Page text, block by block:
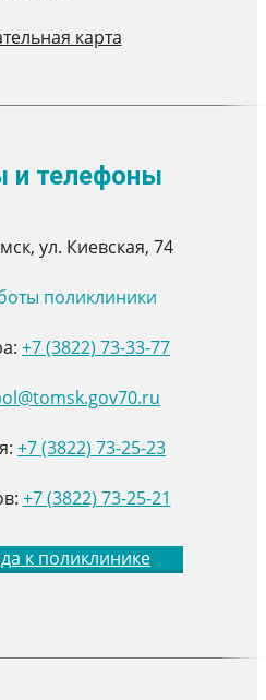
карта
и телефоны
ул. Киевская, 74
поликлиники
+7 (3822) 73-33-77
+7(3822) 73-25-23
+7 (3822) 73-25-21
к поликлинике